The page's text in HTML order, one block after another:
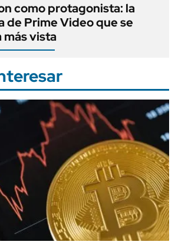
como protagonista: la
de Prime Video que se
vista